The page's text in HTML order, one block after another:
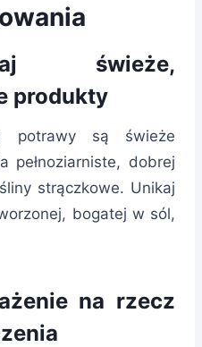
świeże,
produkty
potrawy są świeże
pełnoziarniste, dobrej
strączkowe. Unikaj
bogatej w sól,
na rzecz